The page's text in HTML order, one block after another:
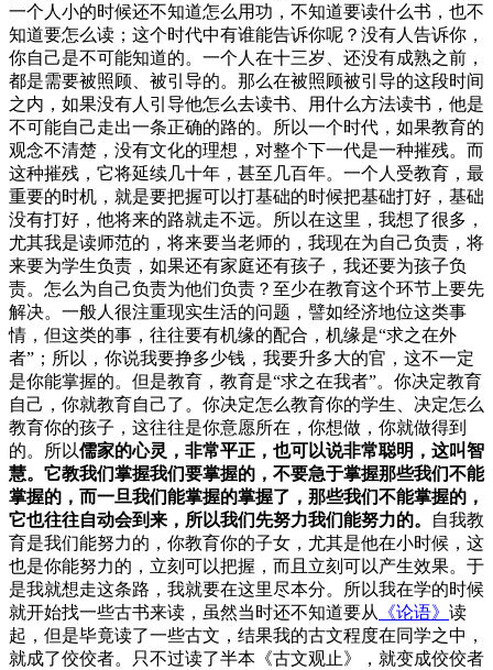
一个人小的时候还不知道怎么用功，不知道要读什么书，也不
知道要怎么读；这个时代中有谁能告诉你呢？没有人告诉你，
你自己是不可能知道的。一个人在十三岁、还没有成熟之前，
都是需要被照顾、被引导的。那么在被照顾被引导的这段时间
之内，如果没有人引导他怎么去读书、用什么方法读书，他是
不可能自己走出一条正确的路的。所以一个时代，如果教育的
观念不清楚，没有文化的理想，对整个下一代是一种摧残。而
这种摧残，它将延续几十年，甚至几百年。一个人受教育，最
重要的时机，就是要把握可以打基础的时候把基础打好，基础
没有打好，他将来的路就走不远。所以在这里，我想了很多，
尤其我是读师范的，将来要当老师的，我现在为自己负责，将
来要为学生负责，如果还有家庭还有孩子，我还要为孩子负
责。怎么为自己负责为他们负责？至少在教育这个环节上要先
解决。一般人很注重现实生活的问题，譬如经济地位这类事
情，但这类的事，往往要有机缘的配合，机缘是“求之在外
者”；所以，你说我要挣多少钱，我要升多大的官，这不一定
是你能掌握的。但是教育，教育是“求之在我者”。你决定教育
自己，你就教育自己了。你决定怎么教育你的学生、决定怎么
教育你的孩子，这往往是你意愿所在，你想做，你就做得到
的。所以儒家的心灵，非常平正，也可以说非常聪明，这叫智
慧。它教我们掌握我们要掌握的，不要急于掌握那些我们不能
掌握的，而一旦我们能掌握的掌握了，那些我们不能掌握的，
它也往往自动会到来，所以我们先努力我们能努力的。
自我教
育是我们能努力的，你教育你的子女，尤其是他在小时候，这
也是你能努力的，立刻可以把握，而且立刻可以产生效果。于
是我就想走这条路，我就要在这里尽本分。所以我在学的时候
就开始找一些古书来读，虽然当时还不知道要从
《论语》 读
起，但是毕竟读了一些古文，结果我的古文程度在同学之中，
就成了佼佼者。只不过读了半本《古文观止》，就变成佼佼者